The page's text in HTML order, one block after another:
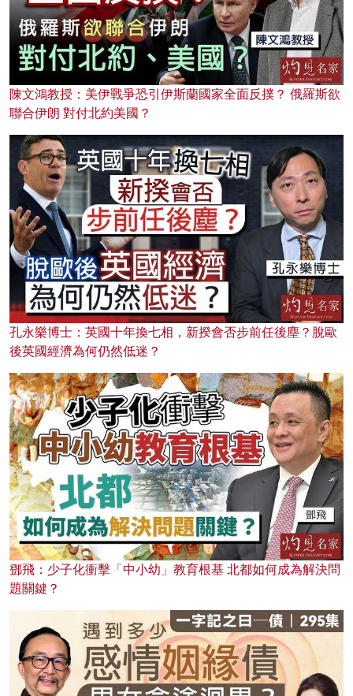
陳文鴻教授：美伊戰爭恐引伊斯蘭國家全面反撲？ 俄羅斯欲
聯合伊朗 對付北約美國？
孔永樂博士：英國十年換七相，新揆會否步前任後塵？脫歐
後英國經濟為何仍然低迷？
鄧飛：少子化衝擊「中小幼」教育根基 北都如何成為解決問
題關鍵？